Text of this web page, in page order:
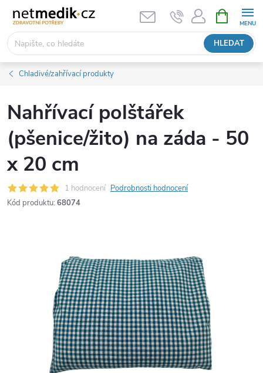
obsah
HLEDAT
NÁKUPNÍ
KOŠÍK
Chladivé/zahřívací produkty
Nahřívací polštářek
(pšenice/žito) na záda - 50
x 20 cm
1 hodnocení Podrobnosti hodnocení
Kód produktu: 68074